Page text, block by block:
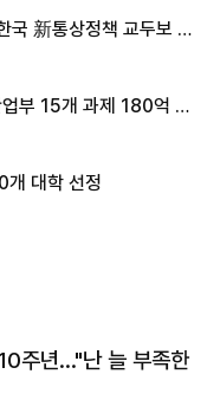
국 新통상정책 교두보 활
부 15개 과제 180억 지
개 대학 선정
주년…"난 늘 부족한